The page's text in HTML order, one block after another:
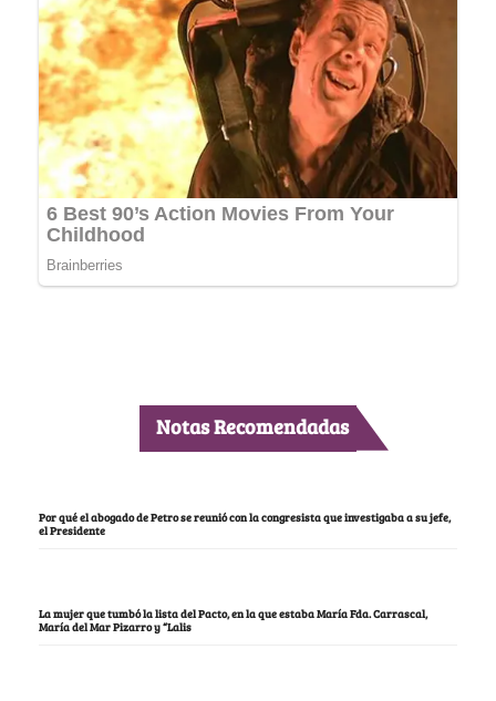
Notas Recomendadas
Por qué el abogado de Petro se reunió con la congresista que investigaba a su jefe,
el Presidente
La mujer que tumbó la lista del Pacto, en la que estaba María Fda. Carrascal,
María del Mar Pizarro y “Lalis